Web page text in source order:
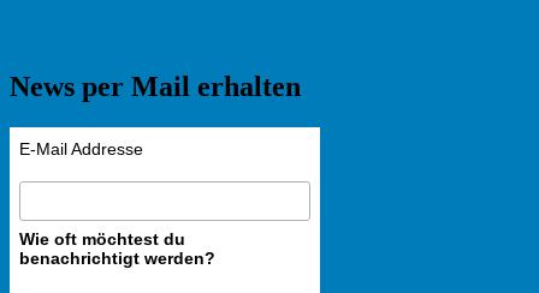
News per Mail erhalten
E-Mail Addresse
Wie oft möchtest du
benachrichtigt werden?